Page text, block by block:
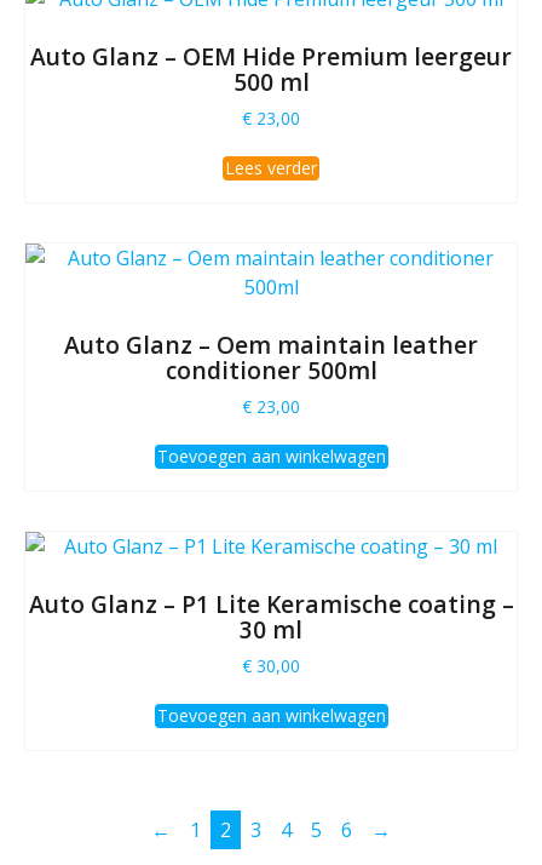
Auto Glanz – OEM Hide Premium leergeur
500 ml
€ 23,00
Lees verder
Auto Glanz – Oem maintain leather
conditioner 500ml
€ 23,00
Toevoegen aan winkelwagen
Auto Glanz – P1 Lite Keramische coating –
30 ml
€ 30,00
Toevoegen aan winkelwagen
← 1 2 3 4 5 6 →